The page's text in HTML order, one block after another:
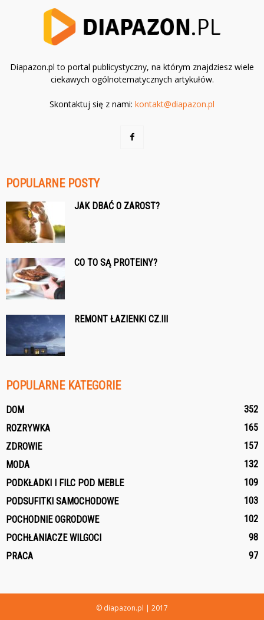
Diapazon.pl to portal publicystyczny, na którym znajdziesz wiele
ciekawych ogólnotematycznych artykułów.
Skontaktuj się z nami: kontakt@diapazon.pl
POPULARNE POSTY
JAK DBAĆ O ZAROST?
CO TO SĄ PROTEINY?
REMONT ŁAZIENKI CZ.III
POPULARNE KATEGORIE
DOM
352
ROZRYWKA
165
ZDROWIE
157
MODA
132
PODKŁADKI I FILC POD MEBLE
109
PODSUFITKI SAMOCHODOWE
103
POCHODNIE OGRODOWE
102
POCHŁANIACZE WILGOCI
98
PRACA
97
© diapazon.pl | 2017